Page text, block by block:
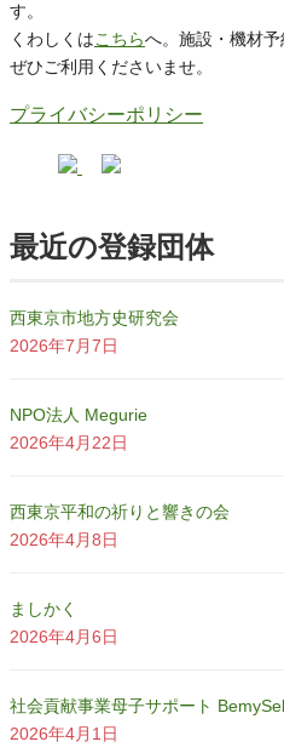
す。
くわしくはこちらへ。施設・機材予
ぜひご利用くださいませ。
プライバシーポリシー
最近の登録団体
西東京市地方史研究会
2026年7月7日
NPO法人 Megurie
2026年4月22日
西東京平和の祈りと響きの会
2026年4月8日
ましかく
2026年4月6日
社会貢献事業母子サポート
2026年4月1日